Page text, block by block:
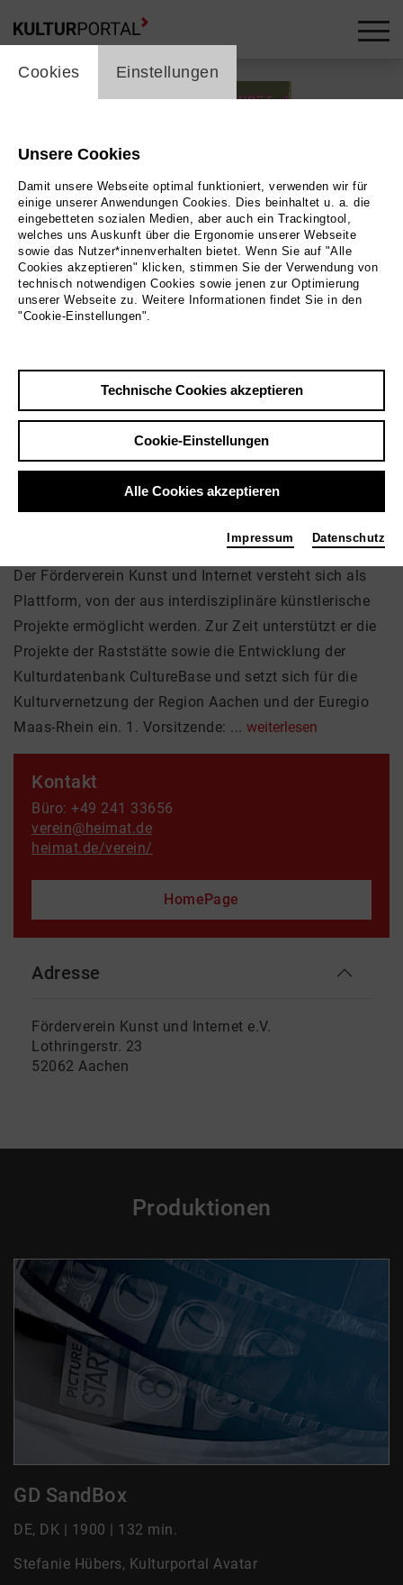
skip_media_container
Förderverein Kunst und
Internet e.V.
Der Verein fördert Kunst und Kultur im realen und im
virtuellen Raum. Die Verbreitung, Annäherung und
Neuen Medien stehen dabei besonders im Vordergrund.
Der Förderverein Kunst und Internet versteht sich als
Plattform, von der aus interdisziplinäre künstlerische
Projekte ermöglicht werden. Zur Zeit unterstützt er die
Projekte der Raststätte sowie die Entwicklung der
Kulturdatenbank CultureBase und setzt sich für die
Kulturvernetzung der Region Aachen und der Euregio
Maas-Rhein ein. 1. Vorsitzende: ... weiterlesen
Kontakt
Büro: +49 241 33656
verein@heimat.de
heimat.de/verein/
HomePage
Adresse
Förderverein Kunst und Internet e.V.
Lothringerstr. 23
52062 Aachen
Produktionen
GD SandBox
DE, DK | 1900 | 132 min.
Stefanie Hübers, Kulturportal Avatar
cookie_layer
Cookies Einstellungen
Unsere Cookies
Damit unsere Webseite optimal funktioniert, verwenden wir für
einige unserer Anwendungen Cookies. Dies beinhaltet u. a. die
eingebetteten sozialen Medien, aber auch ein Trackingtool,
welches uns Auskunft über die Ergonomie unserer Webseite
sowie das Nutzer*innenverhalten bietet. Wenn Sie auf "Alle
Cookies akzeptieren" klicken, stimmen Sie der Verwendung von
technisch notwendigen Cookies sowie jenen zur Optimierung
unserer Webseite zu. Weitere Informationen findet Sie in den
"Cookie-Einstellungen".
Technische Cookies akzeptieren
Cookie-Einstellungen
Alle Cookies akzeptieren
Impressum Datenschutz